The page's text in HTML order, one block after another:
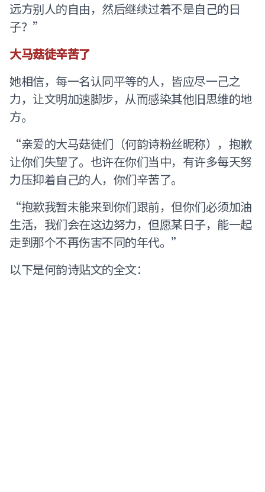
远方别人的自由，然后继续过着不是自己的日
子？”
大马菇徒辛苦了
她相信，每一名认同平等的人，皆应尽一己之
力，让文明加速脚步，从而感染其他旧思维的地
方。
“亲爱的大马菇徒们（何韵诗粉丝昵称），抱歉
让你们失望了。也许在你们当中，有许多每天努
力压抑着自己的人，你们辛苦了。
“抱歉我暂未能来到你们跟前，但你们必须加油
生活，我们会在这边努力，但愿某日子，能一起
走到那个不再伤害不同的年代。”
以下是何韵诗贴文的全文：